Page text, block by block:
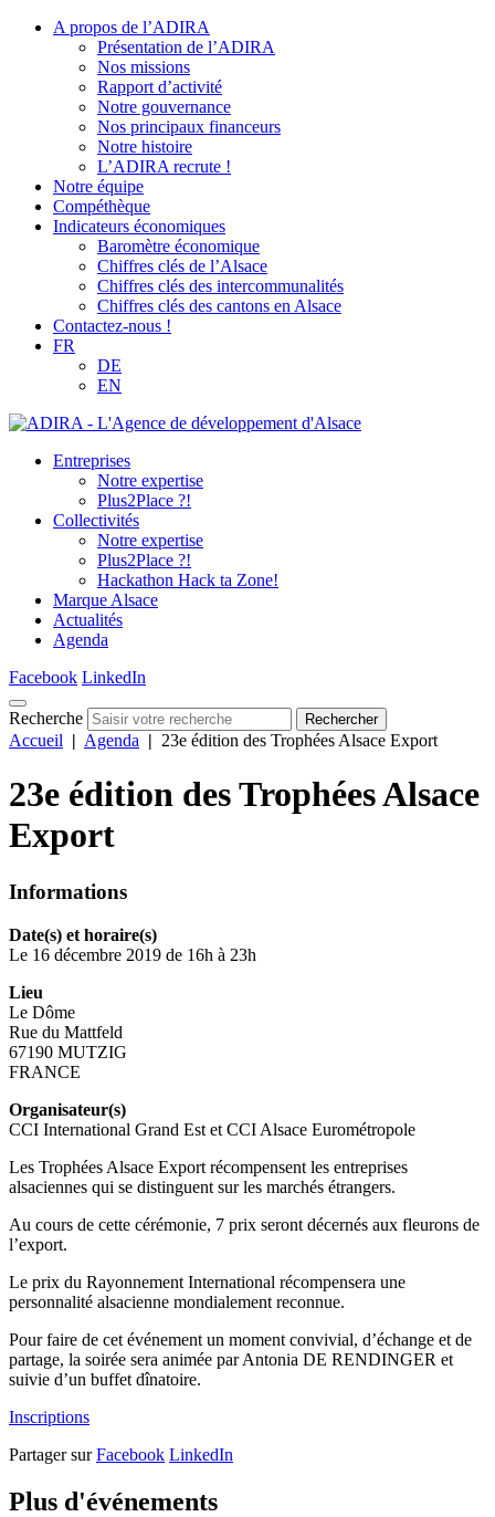
A propos de l’ADIRA
Présentation de l’ADIRA
Nos missions
Rapport d’activité
Notre gouvernance
Nos principaux financeurs
Notre histoire
L’ADIRA recrute !
Notre équipe
Compéthèque
Indicateurs économiques
Baromètre économique
Chiffres clés de l’Alsace
Chiffres clés des intercommunalités
Chiffres clés des cantons en Alsace
Contactez-nous !
FR
DE
EN
Entreprises
Notre expertise
Plus2Place ?!
Collectivités
Notre expertise
Plus2Place ?!
Hackathon Hack ta Zone!
Marque Alsace
Actualités
Agenda
Facebook LinkedIn
Recherche Rechercher
Accueil | Agenda | 23e édition des Trophées Alsace Export
23e édition des Trophées Alsace
Export
Informations
Date(s) et horaire(s)
Le 16 décembre 2019 de 16h à 23h
Lieu
Le Dôme
Rue du Mattfeld
67190 MUTZIG
FRANCE
Organisateur(s)
CCI International Grand Est et CCI Alsace Eurométropole
Les Trophées Alsace Export récompensent les entreprises
alsaciennes qui se distinguent sur les marchés étrangers.
Au cours de cette cérémonie, 7 prix seront décernés aux fleurons de
l’export.
Le prix du Rayonnement International récompensera une
personnalité alsacienne mondialement reconnue.
Pour faire de cet événement un moment convivial, d’échange et de
partage, la soirée sera animée par Antonia DE RENDINGER et
suivie d’un buffet dînatoire.
Inscriptions
Partager sur Facebook LinkedIn
Plus d'événements